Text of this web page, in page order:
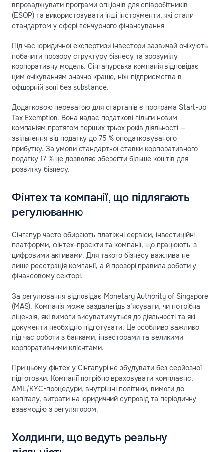
впроваджувати програми опціонів для співробітників
(ESOP) та використовувати інші інструменти, які стали
стандартом у сфері венчурного фінансування.
Під час юридичної експертизи інвестори зазвичай очікують
побачити прозору структуру бізнесу та зрозумілу
корпоративну модель. Сінгапурська компанія відповідає
цим очікуванням значно краще, ніж підприємства в
офшорній зоні без substance.
Додатковою перевагою для стартапів є програма Start-up
Tax Exemption. Вона надає податкові пільги новим
компаніям протягом перших трьох років діяльності —
звільнення від податку до 75 % оподатковуваного
прибутку. За умови стандартної ставки корпоративного
податку 17 % це дозволяє зберегти більше коштів для
розвитку бізнесу.
Фінтех та компанії, що підлягають
регулюванню
Сінгапур часто обирають платіжні сервіси, інвестиційні
платформи, фінтех-проєкти та компанії, що працюють із
цифровими активами. Для такого бізнесу важлива не
лише реєстрація компанії, а й прозорі правила роботи у
фінансовому секторі.
За регулювання відповідає Monetary Authority of Singapore
(MAS). Компанія може заздалегідь з’ясувати, чи потрібна
ліцензія, які вимоги висуватимуться до діяльності та які
документи необхідно підготувати. Це особливо важливо
під час роботи з банками, інвесторами та великими
корпоративними клієнтами.
При цьому фінтех у Сінгапурі не збудувати без серйозної
підготовки. Компанії потрібно враховувати комплаєнс,
AML/KYC-процедури, внутрішні політики, вимоги до
капіталу, витрати на юридичний супровід та періодичну
взаємодію з регулятором.
Холдинги, що ведуть реальну